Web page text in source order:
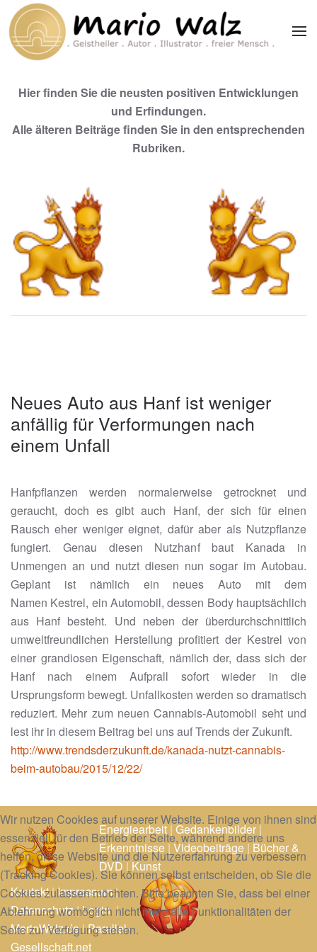
Zum Hauptinhalt springen
Hier finden Sie die neusten positiven Entwicklungen
und Erfindungen.
Alle älteren Beiträge finden Sie in den entsprechenden
Rubriken.
Neues Auto aus Hanf ist weniger
anfällig für Verformungen nach
einem Unfall
Hanfpflanzen werden normalerweise getrocknet und
geraucht, doch es gibt auch Hanf, der sich für einen
Rausch eher weniger eignet, dafür aber als Nutzpflanze
fungiert. Genau diesen Nutzhanf baut Kanada in
Unmengen an und nutzt diesen nun sogar im Autobau.
Geplant ist nämlich ein neues Auto mit dem
Namen Kestrel, ein Automobil, dessen Body hauptsächlich
aus Hanf besteht. Und neben der überdurchschnittlich
umweltfreundlichen Herstellung profitiert der Kestrel von
einer grandiosen Eigenschaft, nämlich der, dass sich der
Hanf nach einem Aufprall sofort wieder in die
Ursprungsform bewegt. Unfallkosten werden so dramatisch
reduziert. Mehr zum neuen Cannabis-Automobil seht und
lest ihr in diesem Beitrag bei uns auf Trends der Zukunft.
http://www.trendsderzukunft.de/kanada-nutzt-cannabis-
beim-autobau/2015/12/22/
Energiearbeit|Gedankenbilder|
Erkenntnisse|Videobeiträge|Bücher &
DVD|Kunst
Kontakt|Impressum|
Datenschutz|Login|
MarioWalz.de|Parallel-
Gesellschaft.net
Wir nutzen Cookies auf unserer Website. Einige von ihnen sind
essenziell für den Betrieb der Seite, während andere uns
helfen, diese Website und die Nutzererfahrung zu verbessern
(Tracking Cookies). Sie können selbst entscheiden, ob Sie die
Cookies zulassen möchten. Bitte beachten Sie, dass bei einer
Ablehnung womöglich nicht mehr alle Funktionalitäten der
Seite zur Verfügung stehen.